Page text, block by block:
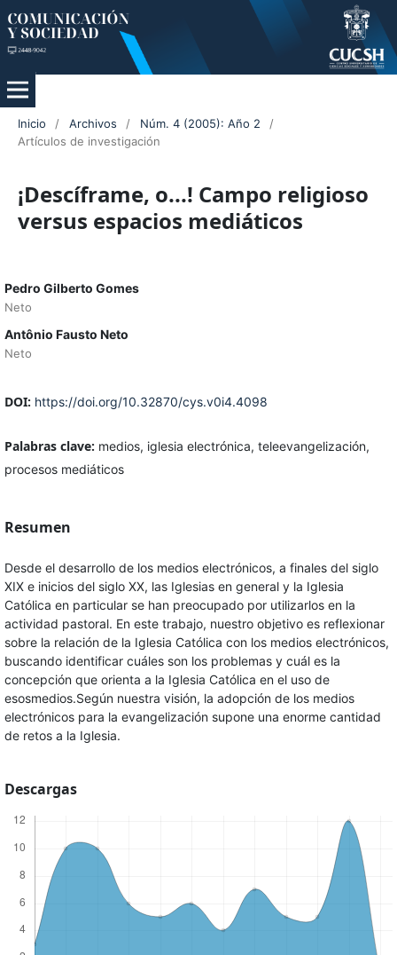
Inicio / Archivos / Núm. 4 (2005): Año 2
/
Artículos de investigación
¡Descíframe, o...! Campo religioso
versus espacios mediáticos
Pedro Gilberto Gomes
Neto
Antônio Fausto Neto
Neto
DOI: https://doi.org/10.32870/cys.v0i4.4098
Palabras clave: medios, iglesia electrónica, teleevangelización,
procesos mediáticos
Resumen
Desde el desarrollo de los medios electrónicos, a finales del siglo
XIX e inicios del siglo XX, las Iglesias en general y la Iglesia
Católica en particular se han preocupado por utilizarlos en la
actividad pastoral. En este trabajo, nuestro objetivo es reflexionar
sobre la relación de la Iglesia Católica con los medios electrónicos,
buscando identificar cuáles son los problemas y cuál es la
concepción que orienta a la Iglesia Católica en el uso de
esosmedios.Según nuestra visión, la adopción de los medios
electrónicos para la evangelización supone una enorme cantidad
de retos a la Iglesia.
Descargas